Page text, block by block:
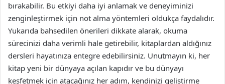
bırakabilir. Bu etkiyi daha iyi anlamak ve deneyiminizi
zenginleştirmek için not alma yöntemleri oldukça faydalıdır.
Yukarıda bahsedilen önerileri dikkate alarak, okuma
sürecinizi daha verimli hale getirebilir, kitaplardan aldığınız
dersleri hayatınıza entegre edebilirsiniz. Unutmayın ki, her
kitap yeni bir dünyaya açılan kapıdır ve bu dünyayı
keşfetmek için atacağınız her adım, kendinizi geliştirme